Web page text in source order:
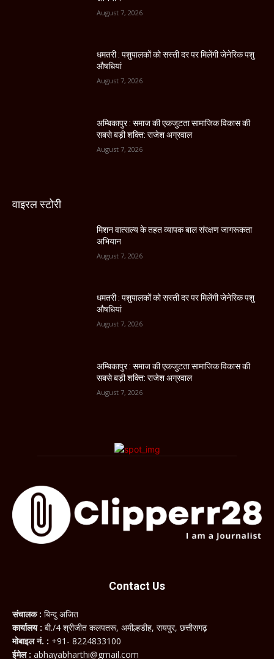
August 7, 2026
धमतरी : पशुपालकों को सस्ती दर पर मिलेंगी जेनेरिक पशु
औषधियां
August 7, 2026
अम्बिकापुर : समाज की एकजुटता सामाजिक विकास की
सबसे बड़ी शक्ति: राजेश अग्रवाल
August 7, 2026
वाइरल स्टोरी
मिशन वात्सल्य के तहत व्यापक बाल संरक्षण जागरूकता
अभियान
August 7, 2026
धमतरी : पशुपालकों को सस्ती दर पर मिलेंगी जेनेरिक पशु
औषधियां
August 7, 2026
अम्बिकापुर : समाज की एकजुटता सामाजिक विकास की
सबसे बड़ी शक्ति: राजेश अग्रवाल
August 7, 2026
Contact Us
संचालक : बिन्दु अजित
कार्यालय : बी./4 श्रीजीत कलपतरू, अमील्हडीह, रायपुर, छत्तीसगढ़
मोबाइल नं. : +91- 8224833100
ईमेल : abhayabharthi@gmail.com